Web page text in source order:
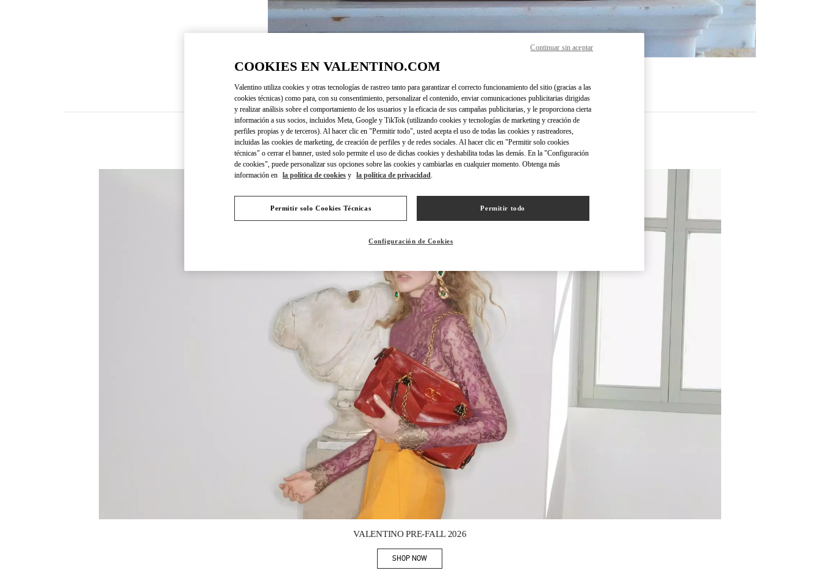
NOVEDADES
VALENTINO PRE-FALL 2026
SHOP NOWLink Opens in New Tab
COOKIES EN VALENTINO.COM
Valentino utiliza cookies y otras tecnologías de rastreo tanto para garantizar el correcto funcionamiento del sitio (gracias a las
cookies técnicas) como para, con su consentimiento, personalizar el contenido, enviar comunicaciones publicitarias dirigidas
y realizar análisis sobre el comportamiento de los usuarios y la eficacia de sus campañas publicitarias, y le proporciona cierta
información a sus socios, incluidos Meta, Google y TikTok (utilizando cookies y tecnologías de marketing y creación de
perfiles propias y de terceros). Al hacer clic en "Permitir todo", usted acepta el uso de todas las cookies y rastreadores,
incluidas las cookies de marketing, de creación de perfiles y de redes sociales. Al hacer clic en "Permitir solo cookies
técnicas" o cerrar el banner, usted solo permite el uso de dichas cookies y deshabilita todas las demás. En la "Configuración
de cookies", puede personalizar sus opciones sobre las cookies y cambiarlas en cualquier momento. Obtenga más
información en la política de cookies y la política de privacidad.
Permitir solo Cookies Técnicas Permitir todo
Configuración de Cookies
Continuar sin aceptar